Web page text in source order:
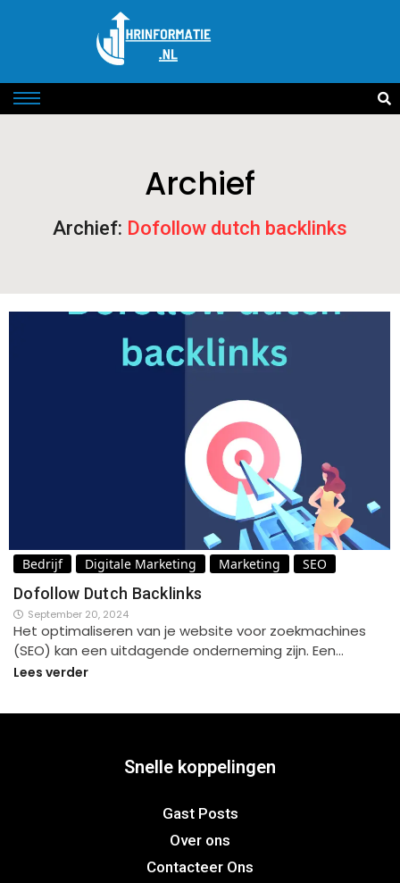
Archief
Archief: Dofollow dutch backlinks
Bedrijf Digitale Marketing Marketing SEO
Dofollow Dutch Backlinks
September 20, 2024
Het optimaliseren van je website voor zoekmachines
(SEO) kan een uitdagende onderneming zijn. Een…
Lees verder
Snelle koppelingen
Gast Posts
Over ons
Contacteer Ons